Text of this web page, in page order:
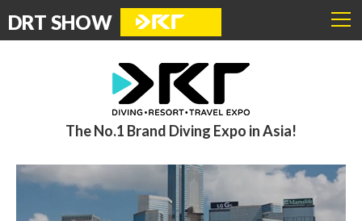
DRT SHOW
The No.1 Brand Diving Expo in Asia!